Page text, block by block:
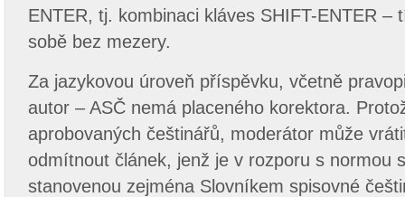
ENTER, tj. kombinaci kláves SHIFT-ENTER –
sobě bez mezery.
Za jazykovou úroveň příspěvku, včetně
autor – ASČ nemá placeného korektora.
aprobovaných češtinářů, moderátor může
odmítnout článek, jenž je v rozporu s normou
stanovenou zejména Slovníkem spisovné